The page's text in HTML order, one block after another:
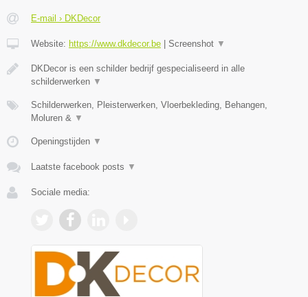
E-mail › DKDecor
Website: https://www.dkdecor.be Screenshot ▼
DKDecor is een schilder bedrijf gespecialiseerd in alle
schilderwerken ▼
Schilderwerken, Pleisterwerken, Vloerbekleding, Behangen,
Moluren & ▼
Openingstijden ▼
Laatste facebook posts ▼
Sociale media: